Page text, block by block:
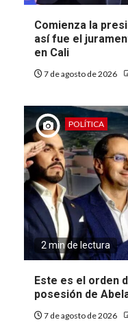
Comienza la
así fue el
en Cali
7 de agosto de 2026
POLÍTICA
2 min de lectura
Este es el orden
posesión de
7 de agosto de 2026